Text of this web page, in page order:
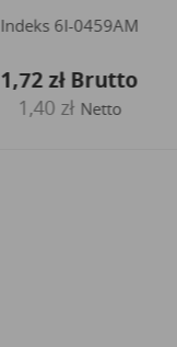
Indeks 6I-0459AM
1,72 złBrutto
1,40 zł Netto